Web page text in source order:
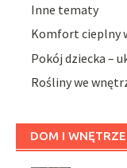
Inne tematy
Komfort cieplny
Pokój dziecka –
Rośliny we
DOM I WNĘTRZE